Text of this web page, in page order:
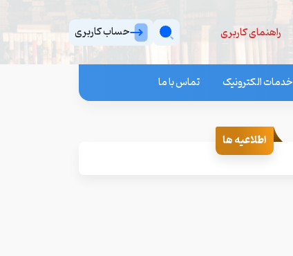
راهنمای کاربری حساب کاربری
خدمات الکترونیک تماس با ما
اطلاعیه ها